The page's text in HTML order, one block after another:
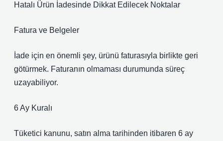
Hatalı Ürün İadesinde Dikkat Edilecek Noktalar
Fatura ve Belgeler
İade için en önemli şey, ürünü faturasıyla birlikte geri
götürmek. Faturanın olmaması durumunda süreç
uzayabiliyor.
6 Ay Kuralı
Tüketici kanunu, satın alma tarihinden itibaren 6 ay